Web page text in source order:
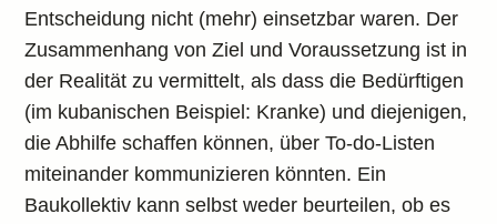
Entscheidung nicht (mehr) einsetzbar waren. Der
Zusammenhang von Ziel und Voraussetzung ist in
der Realität zu vermittelt, als dass die Bedürftigen
(im kubanischen Beispiel: Kranke) und diejenigen,
die Abhilfe schaffen können, über To-do-Listen
miteinander kommunizieren könnten. Ein
Baukollektiv kann selbst weder beurteilen, ob es